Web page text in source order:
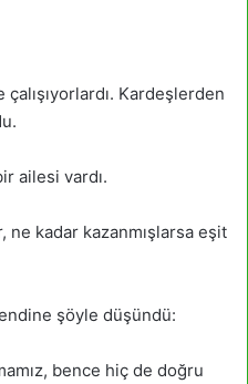
Kardeşlerden
ailesi vardı.
kadar kazanmışlarsa eşit
şöyle düşündü:
bence hiç de doğru